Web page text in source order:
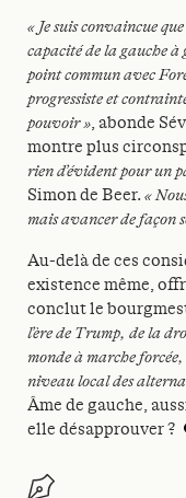
« Je suis convaincue
capacité de la gauche
point commun avec
progressiste et
pouvoir », abonde
montre plus
rien d’évident pour un
Simon de Beer. «
mais avancer de façon
Au-delà de ces
existence même,
conclut le
l’ère de Trump, de la
monde à marche
niveau local des
Âme de gauche,
elle désapprouver ?